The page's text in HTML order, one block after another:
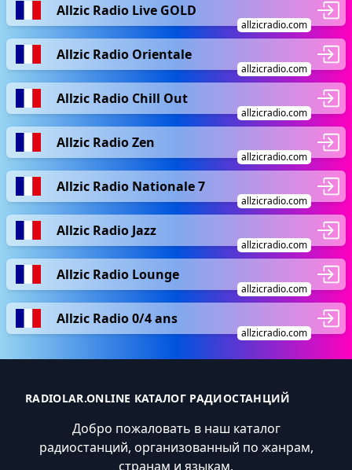
Allzic Radio Live GOLD
allzicradio.com
Allzic Radio Orientale
allzicradio.com
Allzic Radio Chill Out
allzicradio.com
Allzic Radio Zen
allzicradio.com
Allzic Radio Nationale 7
allzicradio.com
Allzic Radio Jazz
allzicradio.com
Allzic Radio Lounge
allzicradio.com
Allzic Radio 0/4 ans
allzicradio.com
RADIOLAR.ONLINE КАТАЛОГ РАДИОСТАНЦИЙ
Добро пожаловать в наш каталог
радиостанций, организованный по жанрам,
странам и языкам.